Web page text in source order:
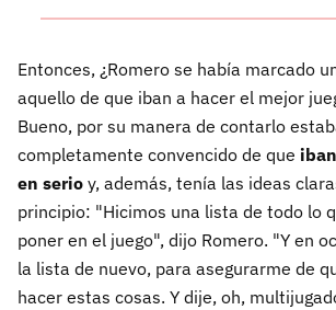
Entonces, ¿Romero se había marcado
aquello de que iban a hacer el mejor
Bueno, por su manera de contarlo
completamente convencido de que
en serio y, además, tenía las ideas
principio: "Hicimos una lista de todo lo
poner en el juego", dijo Romero. "Y en
la lista de nuevo, para asegurarme de
hacer estas cosas. Y dije, oh,